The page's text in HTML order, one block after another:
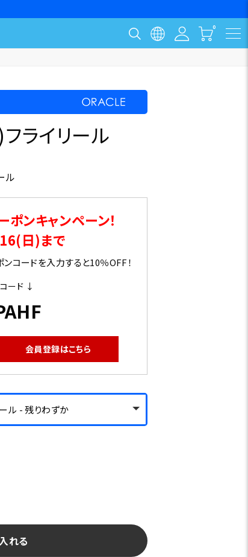
ライリール
ル
ンキャンペーン！
日)まで
コードを入力すると10％OFF！
ード ↓
会員登録はこちら
ル - 残りわずか
れる